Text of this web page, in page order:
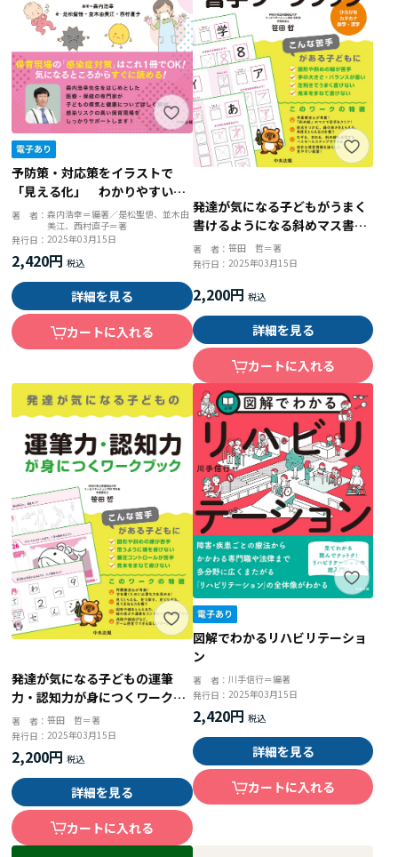
予防策・対応策をイラストで
「見える化」 わかりやすい保
育現場の感染症対策
著 者：森内浩幸＝編著／是松聖悟、並木由
美江、西村直子＝著
発行日：2025年03月15日
2,420円
詳細を見る
カートに入れる
発達が気になる子どもがうまく
書けるようになる斜めマス書字
ワークブック ひらがな・カタ
カナ・数字・漢字
著 者： 笹田 哲＝著
発行日： 2025年03月15日
2,200円
詳細を見る
カートに入れる
発達が気になる子どもの運筆
力・認知力が身につくワークブ
ック
著 者：笹田 哲＝著
発行日：2025年03月15日
2,200円
詳細を見る
カートに入れる
図解でわかるリハビリテーショ
ン
著 者： 川手信行＝編著
発行日： 2025年03月15日
2,420円
詳細を見る
カートに入れる